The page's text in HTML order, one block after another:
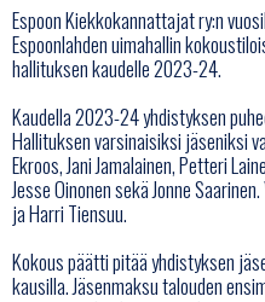
Espoon Kiekkokannattajat ry:n
Espoonlahden uimahallin
hallituksen kaudelle 2023-24.
Kaudella 2023-24 yhdistyksen
Hallituksen varsinaisiksi jäseniksi
Ekroos, Jani Jamalainen, Petteri
Jesse Oinonen sekä Jonne
ja Harri Tiensuu.
Kokous päätti pitää yhdistyksen
kausilla. Jäsenmaksu talouden